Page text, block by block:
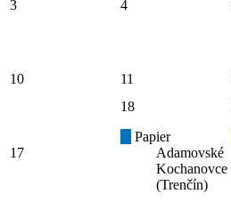
3 4
10 11
17
18
Papier
Adamovské
Kochanovce
(Trenčín)